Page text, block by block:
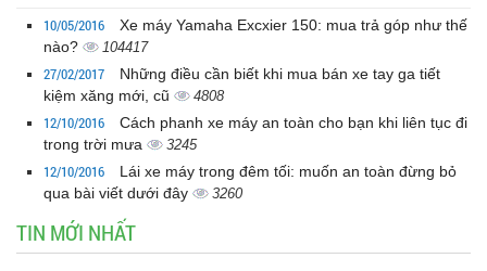
10/05/2016
Xe máy Yamaha Excxier 150: mua trả góp như thế
nào?
104417
27/02/2017
Những điều cần biết khi mua bán xe tay ga tiết
kiệm xăng mới, cũ
4808
12/10/2016
Cách phanh xe máy an toàn cho bạn khi liên tục đi
trong trời mưa
3245
12/10/2016
Lái xe máy trong đêm tối: muốn an toàn đừng bỏ
qua bài viết dưới đây
3260
TIN MỚI NHẤT